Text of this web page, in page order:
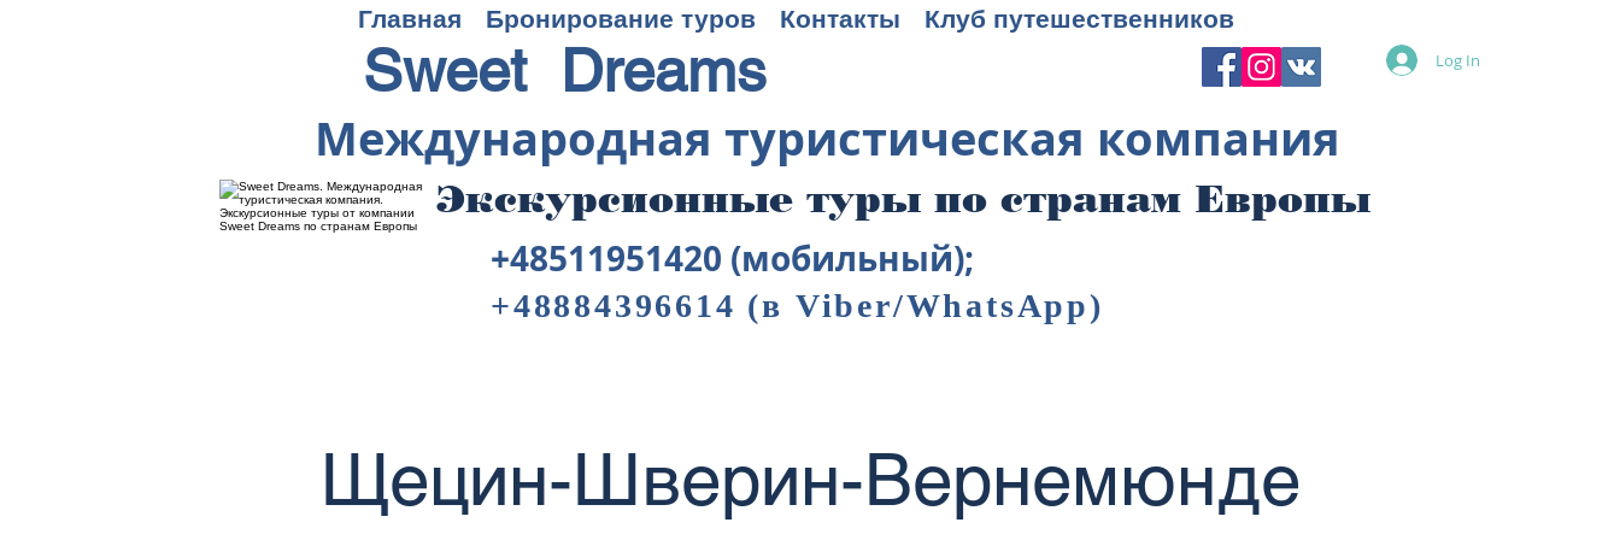
Главная Бронирование туров Контакты Клуб путешественников
Sweet Dreams Log In
Международная туристическая компания
+48511951420 (мобильный);
+48884396614 (в Viber/WhatsApp)
Экскурсионные туры по странам Европы
Щецин-Шверин-Вернемюнде